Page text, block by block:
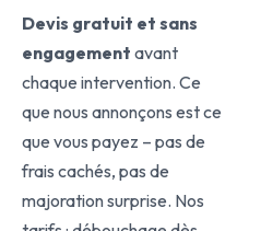
Devis gratuit et sans
engagement avant
chaque intervention. Ce
que nous annonçons est ce
que vous payez – pas de
frais cachés, pas de
majoration surprise. Nos